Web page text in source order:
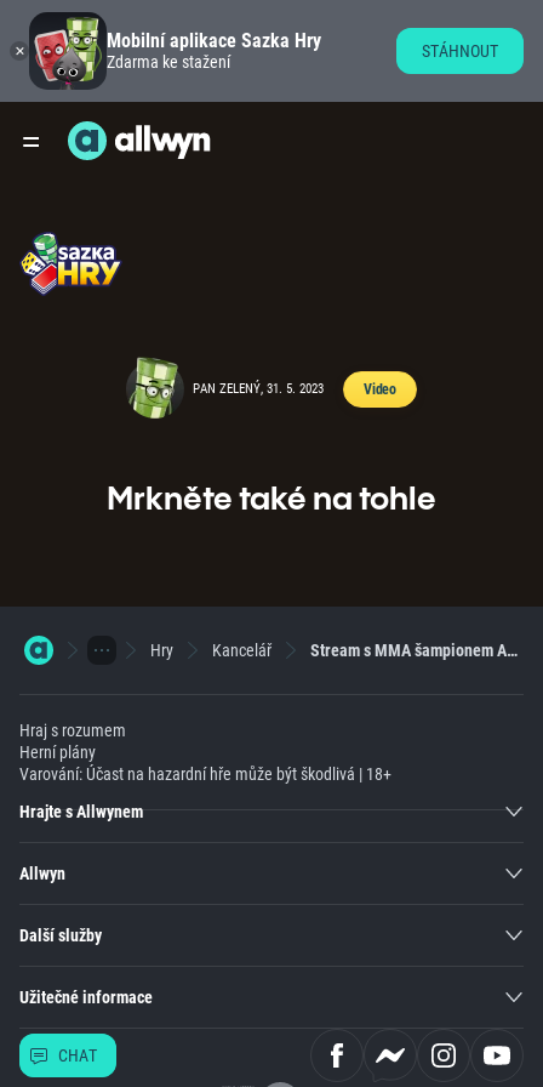
PAN ZELENÝ, 31. 5. 2023 Video
Mrkněte také na tohle
Hry Kancelář Stream s MMA šampionem Attilou Véghem
Hraj s rozumem
Herní plány
Varování: Účast na hazardní hře může být škodlivá | 18+
Hrajte s Allwynem
Allwyn
Další služby
Užitečné informace
CHAT
Mobilní aplikace Sazka Hry
Zdarma ke stažení
STÁHNOUT